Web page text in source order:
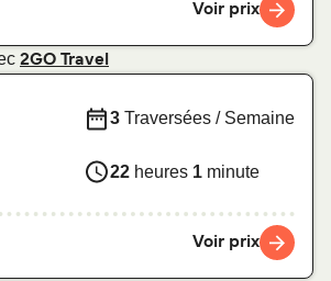
Voir prix
2GO Travel
3 Traversées / Semaine
22 heures 1 minute
Voir prix